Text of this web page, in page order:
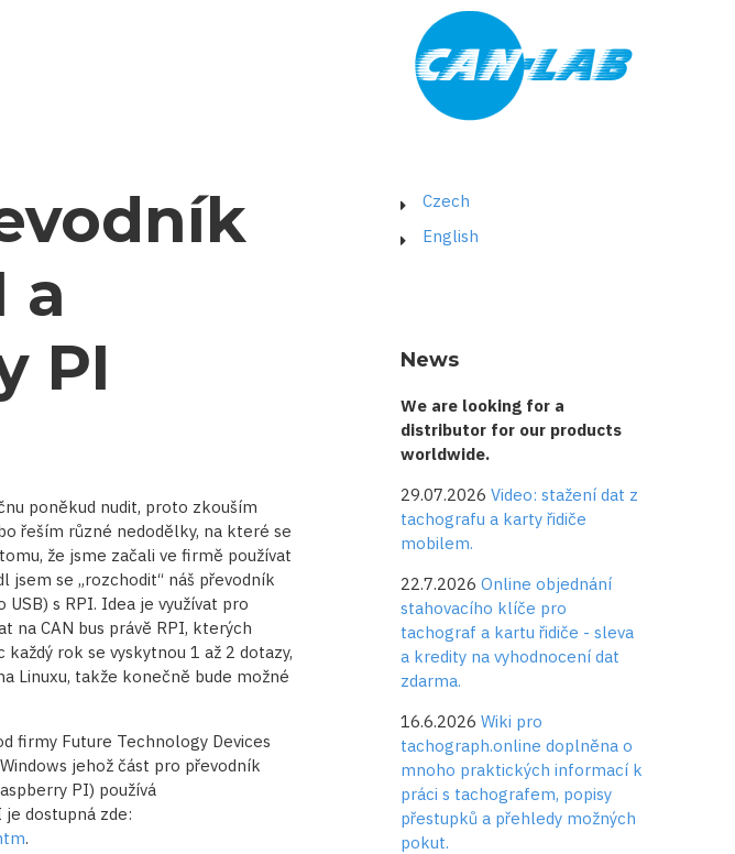
a
PI
poněkud nudit, proto zkouším
řeším různé nedodělky, na které se
že jsme začali ve firmě používat
jsem se „rozchodit“ náš převodník
USB) s RPI. Idea je využívat pro
na CAN bus právě RPI, kterých
rok se vyskytnou 1 až 2 dotazy,
Linuxu, takže konečně bude možné
firmy Future Technology Devices
jehož část pro převodník
PI) používá
je dostupná zde:
.
Czech
English
News
We are looking for a
distributor for our products
worldwide.
29.07.2026 Video: stažení dat z
tachografu a karty řidiče
mobilem.
22.7.2026 Online objednání
stahovacího klíče pro
tachograf a kartu řidiče - sleva
a kredity na vyhodnocení dat
zdarma.
16.6.2026 Wiki pro
tachograph.online doplněna o
mnoho praktických informací k
práci s tachografem, popisy
přestupků a přehledy možných
pokut.